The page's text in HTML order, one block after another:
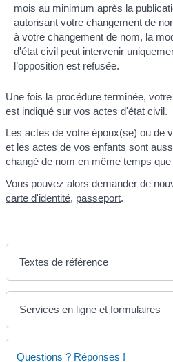
mois au minimum après la
autorisant votre changement de
à votre changement de nom, la
d'état civil peut intervenir
l’opposition est refusée.
Une fois la procédure terminée,
est indiqué sur vos actes d'état civil.
Les actes de votre époux(se) ou de
et les actes de vos enfants sont
changé de nom en même temps
Vous pouvez alors demander de
carte d'identité, passeport.
Textes de référence
Services en ligne et formulaires
Questions ? Réponses !